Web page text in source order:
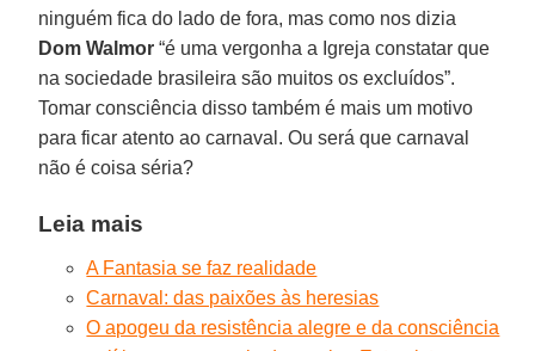
ninguém fica do lado de fora, mas como nos dizia
Dom Walmor “é uma vergonha a Igreja constatar que
na sociedade brasileira são muitos os excluídos”.
Tomar consciência disso também é mais um motivo
para ficar atento ao carnaval. Ou será que carnaval
não é coisa séria?
Leia mais
A Fantasia se faz realidade
Carnaval: das paixões às heresias
O apogeu da resistência alegre e da consciência